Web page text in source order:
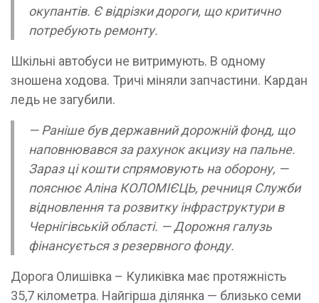
окупантів. Є відрізки дороги, що критично
потребують ремонту.
Шкільні автобуси не витримують. В одному
зношена ходова. Тричі міняли запчастини. Кардан
ледь не загубили.
— Раніше був державний дорожній фонд, що
наповнювався за рахунок акцизу на пальне.
Зараз ці кошти спрямовують на оборону, —
пояснює Аліна КОЛОМІЄЦЬ, речниця Служби
відновлення та розвитку інфраструктури в
Чернігівській області. — Дорожня галузь
фінансується з резервного фонду.
Дорога Олишівка – Куликівка має протяжність
35,7 кілометра. Найгірша ділянка — близько семи